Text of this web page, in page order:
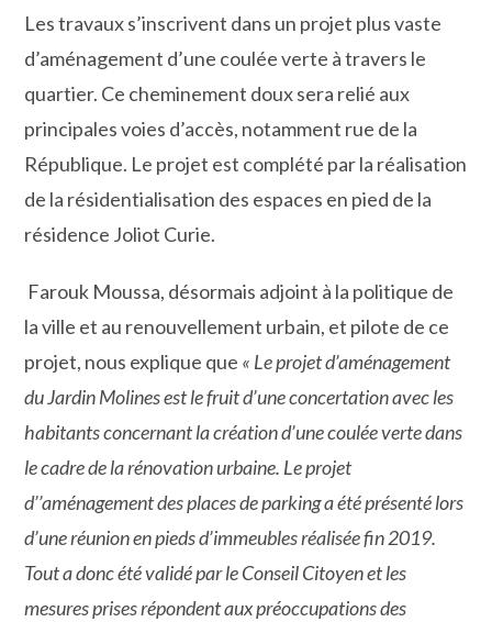
Les travaux s’inscrivent dans un projet plus vaste
d’aménagement d’une coulée verte à travers le
quartier. Ce cheminement doux sera relié aux
principales voies d’accès, notamment rue de la
République. Le projet est complété par la réalisation
de la résidentialisation des espaces en pied de la
résidence Joliot Curie.
Farouk Moussa, désormais adjoint à la politique de
la ville et au renouvellement urbain, et pilote de ce
projet, nous explique que « Le projet d’aménagement
du Jardin Molines est le fruit d’une concertation avec les
habitants concernant la création d’une coulée verte dans
le cadre de la rénovation urbaine. Le projet
d’’aménagement des places de parking a été présenté lors
d’une réunion en pieds d’immeubles réalisée fin 2019.
Tout a donc été validé par le Conseil Citoyen et les
mesures prises répondent aux préoccupations des